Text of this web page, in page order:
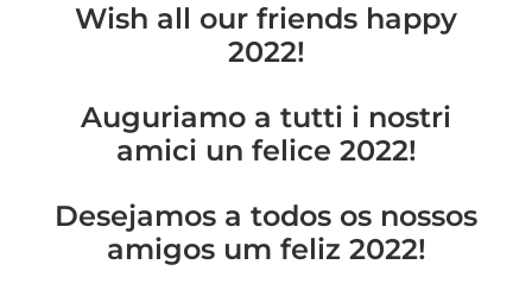
Wish all our friends happy
2022!
Auguriamo a tutti i nostri
amici un felice 2022!
Desejamos a todos os nossos
amigos um feliz 2022!